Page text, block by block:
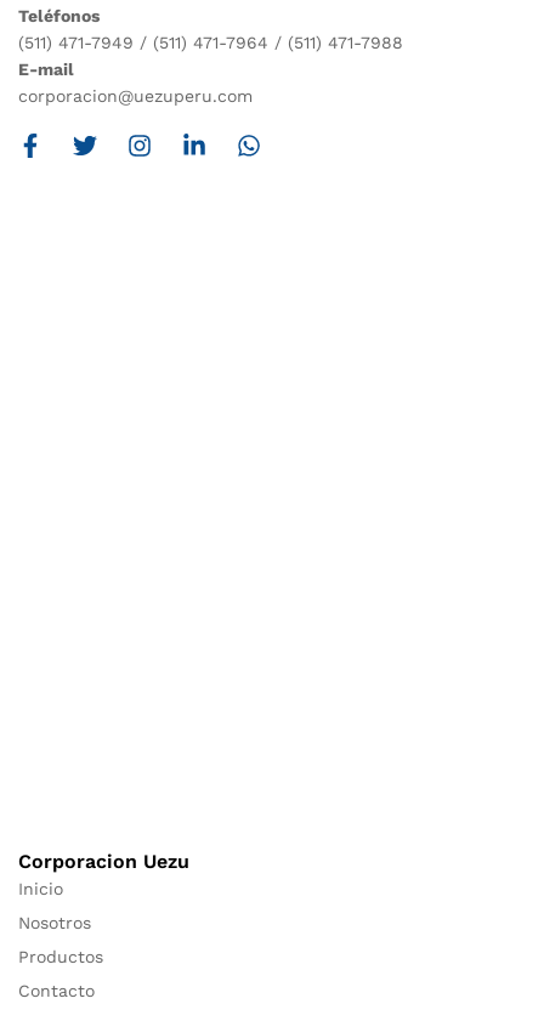
Teléfonos
(511) 471-7949 / (511) 471-7964 / (511) 471-7988
E-mail
corporacion@uezuperu.com
Corporacion Uezu
Inicio
Nosotros
Productos
Contacto